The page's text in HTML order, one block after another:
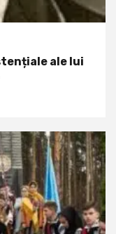
ale lui